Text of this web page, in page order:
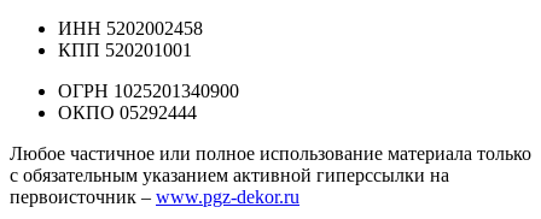
ИНН 5202002458
КПП 520201001
ОГРН 1025201340900
ОКПО 05292444
Любое частичное или полное использование материала только
с обязательным указанием активной гиперссылки на
первоисточник – www.pgz-dekor.ru